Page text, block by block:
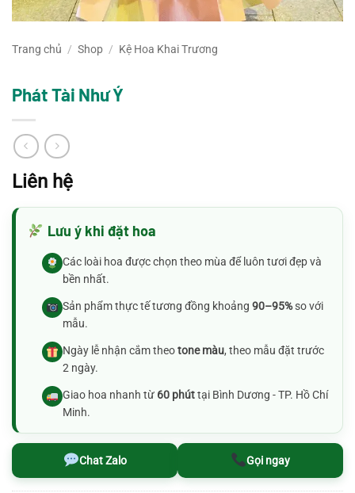
Trang chủ / Shop / Kệ Hoa Khai Trương
Phát Tài Như Ý
Liên hệ
Lưu ý khi đặt hoa
Các loài hoa được chọn theo mùa để luôn tươi đẹp và
bền nhất.
Sản phẩm thực tế tương đồng khoảng90–95%so với
mẫu.
Ngày lễ nhận cắm theotone màu, theo mẫu đặt trước
2 ngày.
Giao hoa nhanh từ 60 phúttại Bình Dương - TP. Hồ Chí
Minh.
Chat Zalo Gọi ngay